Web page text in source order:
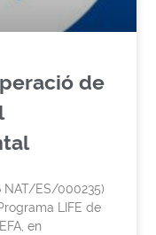
de
NAT/ES/000235)
LIFE de
en